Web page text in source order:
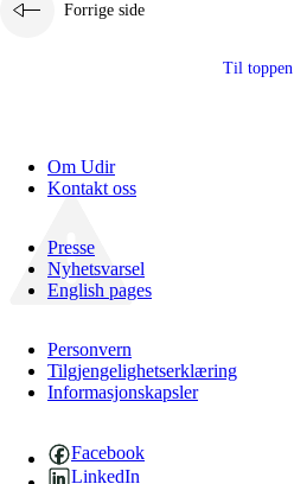
Forrige side
Til toppen
Om Udir
Kontakt oss
Presse
Nyhetsvarsel
English pages
Personvern
Tilgjengelighetserklæring
Informasjonskapsler
Facebook
LinkedIn